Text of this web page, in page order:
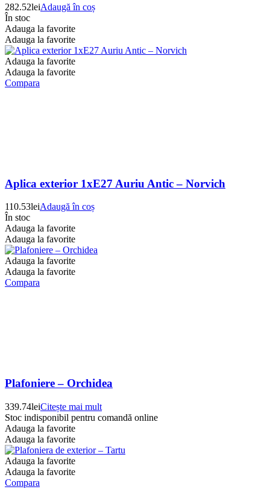
282.52leiAdaugă în coș
În stoc
Adauga la favorite
Adauga la favorite
Adauga la favorite
Adauga la favorite
Compara
Aplica exterior 1xE27 Auriu Antic – Norvich
110.53leiAdaugă în coș
În stoc
Adauga la favorite
Adauga la favorite
Adauga la favorite
Adauga la favorite
Compara
Plafoniere – Orchidea
339.74leiCitește mai mult
Stoc indisponibil pentru comandă online
Adauga la favorite
Adauga la favorite
Adauga la favorite
Adauga la favorite
Compara